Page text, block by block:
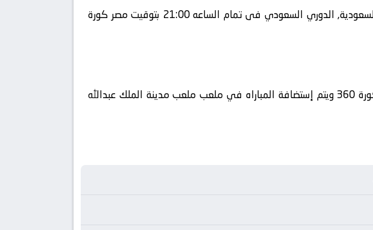
يلا شوت يلتقى اليوم 2026-05-15 كلا من نادى التعاون و نادي الرياض فى بطولة السعودية, الدوري السعودي فى تمام الساعه 21:00 بتوقيت مصر كورة
في العارضة تنقل أحداث المباراة في الوطن العربي فضائيا على قناة تطبيق ثمانية كورة 360 ويتم إستضافة المباراه في ملعب ملعب مدينة الملك عبدالله